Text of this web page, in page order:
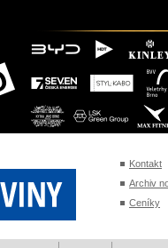
Kontakt
Archiv
Ceníky